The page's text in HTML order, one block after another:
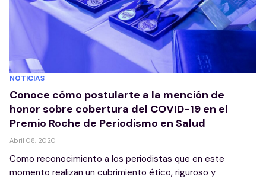
NOTICIAS
Conoce cómo postularte a la mención de
honor sobre cobertura del COVID-19 en el
Premio Roche de Periodismo en Salud
Abril 08, 2020
Como reconocimiento a los periodistas que en este
momento realizan un cubrimiento ético, riguroso y